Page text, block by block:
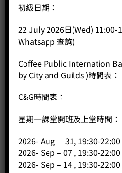
初級日期：
22 July 2026日(Wed) 11:00-
Whatsapp 查詢)
Coffee Public Internation
by City and Guilds )時間表：
C&G時間表：
星期一課堂開班及上堂時間：
2026- Aug – 31, 19:30-22:00
2026- Sep – 07 , 19:30-22:00
2026- Sep – 14 , 19:30-22:00